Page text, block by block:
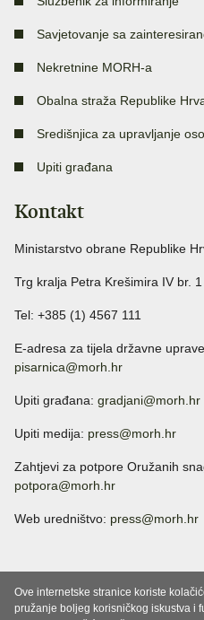
Savjetovanje sa
Nekretnine MORH-a
Obalna straža Republike
Središnjica za upravljanje
Upiti građana
Kontakt
Ministarstvo obrane Republike
Trg kralja Petra Krešimira IV br.
Tel: +385 (1) 4567 111
E-adresa za tijela državne
pisarnica@morh.hr
Upiti građana: gradjani@morh.hr
Upiti medija: press@morh.hr
Zahtjevi za potpore Oružanih
potpora@morh.hr
Web uredništvo: press@morh.hr
Ove internetske stranice koriste
pružanje boljeg korisničkog iskustva i